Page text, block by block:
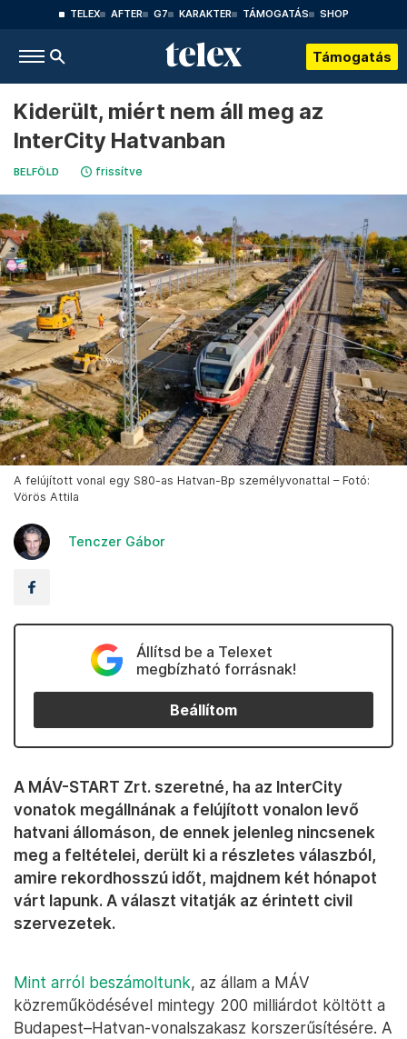
TELEX AFTER G7 KARAKTER TÁMOGATÁS SHOP
Támogatás
Kiderült, miért nem áll meg az
InterCity Hatvanban
BELFÖLD frissítve
A felújított vonal egy S80-as Hatvan-Bp személyvonattal – Fotó:
Vörös Attila
Tenczer Gábor
Állítsd be a Telexet
megbízható forrásnak!
Beállítom
A MÁV-START Zrt. szeretné, ha az InterCity
vonatok megállnának a felújított vonalon levő
hatvani állomáson, de ennek jelenleg nincsenek
meg a feltételei, derült ki a részletes válaszból,
amire rekordhosszú időt, majdnem két hónapot
várt lapunk. A választ vitatják az érintett civil
szervezetek.
Mint arról beszámoltunk, az állam a MÁV
közreműködésével mintegy 200 milliárdot költött a
Budapest–Hatvan-vonalszakasz korszerűsítésére. A